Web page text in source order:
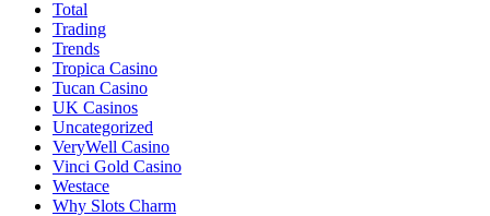
Total
Trading
Trends
Tropica Casino
Tucan Casino
UK Casinos
Uncategorized
VeryWell Casino
Vinci Gold Casino
Westace
Why Slots Charm